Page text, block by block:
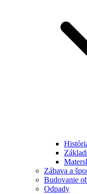
Zábava a
Budovanie
Odpady